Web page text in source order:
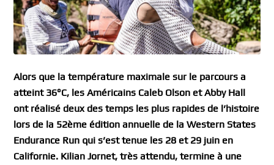
Alors que la température maximale sur le parcours a
atteint 36°C, les Américains Caleb Olson et Abby Hall
ont réalisé deux des temps les plus rapides de l’histoire
lors de la 52ème édition annuelle de la Western States
Endurance Run qui s’est tenue les 28 et 29 juin en
Californie. Kilian Jornet, très attendu, termine à une